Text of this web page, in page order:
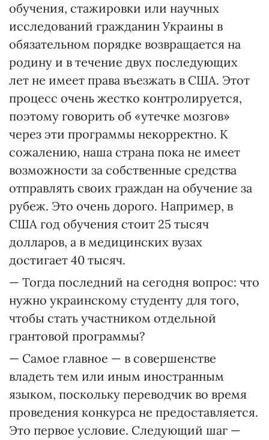
обучения, стажировки или научных
исследований гражданин Украины в
обязательном порядке возвращается на
родину и в течение двух последующих
лет не имеет права въезжать в США. Этот
процесс очень жестко контролируется,
поэтому говорить об «утечке мозгов»
через эти программы некорректно. К
сожалению, наша страна пока не имеет
возможности за собственные средства
отправлять своих граждан на обучение за
рубеж. Это очень дорого. Например, в
США год обучения стоит 25 тысяч
долларов, а в медицинских вузах
достигает 40 тысяч.
— Тогда последний на сегодня вопрос: что
нужно украинскому студенту для того,
чтобы стать участником отдельной
грантовой программы?
— Самое главное — в совершенстве
владеть тем или иным иностранным
языком, поскольку переводчик во время
проведения конкурса не предоставляется.
Это первое условие. Следующий шаг —